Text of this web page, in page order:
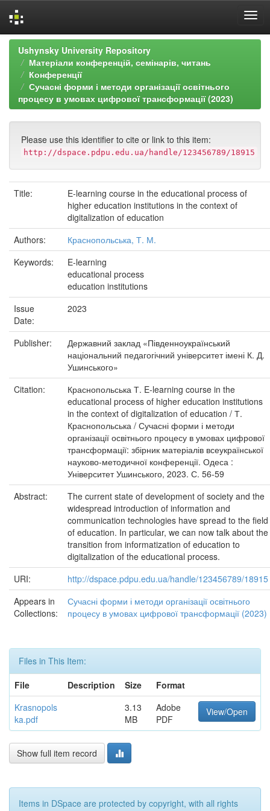
Skip
navigation
Ushynsky University Repository
Матеріали конференцій, семінарів, читань
Конференції
Сучасні форми і методи організації освітнього
процесу в умовах цифрової трансформації (2023)
Please use this identifier to cite or link to this item:
http://dspace.pdpu.edu.ua/handle/123456789/18915
Title:
E-learning course in the educational process of
higher education institutions in the context of
digitalization of education
Authors:
Краснопольська, Т. М.
Keywords:
E-learning
educational process
education institutions
Issue
Date:
2023
Publisher:
Державний заклад «Південноукраїнський
національний педагогічний університет імені К. Д.
Ушинського»
Citation:
Краснопольська Т. E-learning course in the
educational process of higher education institutions
in the context of digitalization of education / Т.
Краснопольська / Сучасні форми і методи
організації освітнього процесу в умовах цифрової
трансформації: збірник матеріалів всеукраїнської
науково-методичної конференції. Одеса :
Університет Ушинського, 2023. С. 56-59
Abstract:
The current state of development of society and the
widespread introduction of information and
communication technologies have spread to the field
of education. In particular, we can now talk about the
transition from informatization of education to
digitalization of the educational process.
URI:
http://dspace.pdpu.edu.ua/handle/123456789/18915
Appears in
Collections:
Сучасні форми і методи організації освітнього
процесу в умовах цифрової трансформації (2023)
Files in This Item:
File
Description Size
Format
Krasnopols
ka.pdf
3.13
MB
Adobe
PDF
View/Open
Show full item record
Items in DSpace are protected by copyright, with all rights